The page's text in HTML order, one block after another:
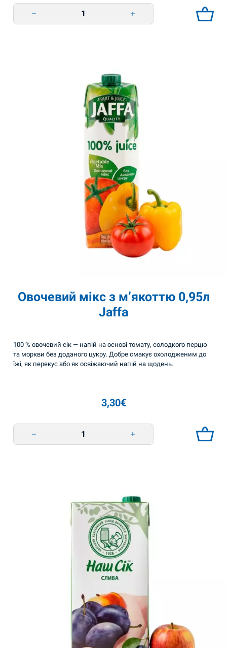
Напій енергетичний Splash сокова серія 500мл Non Stop quantity
Овочевий мікс з м’якоттю 0,95л
Jaffa
100 % овочевий сік — напій на основі томату, солодкого перцю
та моркви без доданого цукру. Добре смакує охолодженим до
їжі, як перекус або як освіжаючий напій на щодень.
3,30€